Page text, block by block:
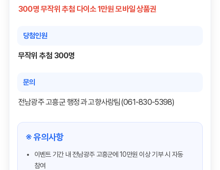
300명 무작위 추첨 다이소 1만원 모바일 상품권
당첨인원
무작위 추첨 300명
문의
전남광주 고흥군 행정과 고향사랑팀(061-830-5398)
※ 유의사항
이벤트 기간 내 전남광주 고흥군에 10만원 이상 기부 시 자동
참여